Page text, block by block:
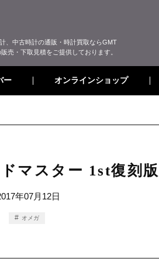
、中古時計の通販・時計買取ならGMT
売・下取見積をご提供しております。
ー オンラインショップ
マスター 1st復刻版
年07月12日
オメガ